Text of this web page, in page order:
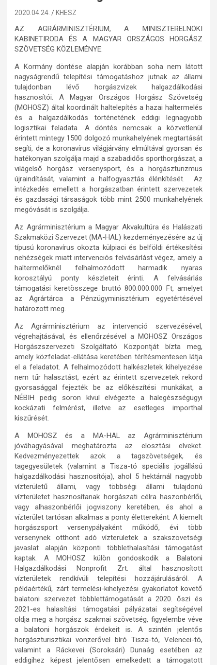
2020.04.24. KHESZ
AZ AGRÁRMINISZTÉRIUM, A MINISZTERELNÖKI
KABINETIRODA ÉS A MAGYAR ORSZÁGOS HORGÁSZ
SZÖVETSÉG KÖZLEMÉNYE:
A Kormány döntése alapján korábban soha nem látott
nagyságrendű telepítési támogatáshoz jutnak az állami
tulajdonban lévő horgászvizek halgazdálkodási
hasznosítói. A Magyar Országos Horgász Szövetség
(MOHOSZ) által koordinált haltelepítés a hazai haltermelés
és a halgazdálkodás történetének eddigi legnagyobb
logisztikai feladata. A döntés nemcsak a közvetlenül
érintett mintegy 1500 dolgozó munkahelyének megtartását
segíti, de a koronavírus világjárvány elmúltával gyorsan és
hatékonyan szolgálja majd a szabadidős sporthorgászat, a
világelső horgász versenysport, és a horgászturizmus
újraindítását, valamint a halfogyasztás élénkítését. Az
intézkedés emellett a horgászatban érintett szervezetek
és gazdasági társaságok több mint 2500 munkahelyének
megóvását is szolgálja.
Az Agrárminisztérium a Magyar Akvakultúra és Halászati
Szakmaközi Szervezet (MA-HAL) kezdeményezésére az új
típusú koronavírus okozta külpiaci és belföldi értékesítési
nehézségek miatt intervenciós felvásárlást végez, amely a
haltermelőknél felhalmozódott harmadik nyaras
korosztályú ponty készleteit érinti. A felvásárlás
támogatási keretösszege bruttó 800.000.000 Ft, amelyet
az Agrártárca a Pénzügyminisztérium egyetértésével
határozott meg.
Az Agrárminisztérium az intervenció szervezésével,
végrehajtásával, és ellenőrzésével a MOHOSZ Országos
Horgászszervezeti Szolgáltató Központját bízta meg,
amely közfeladat-ellátása keretében térítésmentesen látja
el a feladatot. A felhalmozódott halkészletek kihelyezése
nem tűr halasztást, ezért az érintett szervezetek rekord
gyorsasággal fejezték be az előkészítési munkákat, a
NÉBIH pedig soron kívül elvégezte a halegészségügyi
kockázati felmérést, illetve az esetleges importhal
kiszűrését.
A MOHOSZ és a MA-HAL az Agrárminisztérium
jóváhagyásával meghatározta az elosztási elveket.
Kedvezményezettek azok a tagszövetségek, és
tagegyesületek (valamint a Tisza-tó speciális jogállású
halgazdálkodási hasznosítója), ahol 5 hektárnál nagyobb
vízterületű állami, vagy többségi állami tulajdonú
vízterületet hasznosítanak horgászati célra haszonbérlői,
vagy alhaszonbérlői jogviszony keretében, és ahol a
vízterület tartósan alkalmas a ponty élettereként. A kiemelt
horgászsport versenypályaként működő, évi több
versenynek otthont adó vízterületek a szakszövetségi
javaslat alapján központi többlethalasítási támogatást
kaptak. A MOHOSZ külön gondoskodik a Balatoni
Halgazdálkodási Nonprofit Zrt. által hasznosított
vízterületek rendkívüli telepítési hozzájárulásáról. A
példaértékű, zárt termelési-kihelyezési gyakorlatot követő
balatoni szervezet többlettámogatását a 2020. őszi és
2021-es halasítási támogatási pályázatai segítségével
oldja meg a horgász szakmai szövetség, figyelembe véve
a balatoni horgászok érdekeit is. A szintén jelentős
horgászturisztikai vonzerővel bíró Tisza-tó, Velencei-tó,
valamint a Ráckevei (Soroksári) Dunaág esetében az
eddigihez képest jelentősen emelkedett a támogatott